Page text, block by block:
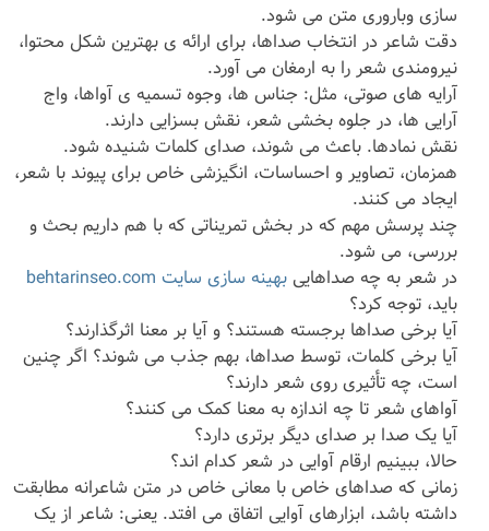
سازی وباروری متن می شود.
دقت شاعر در انتخاب صداها، برای ارائه ی بهترین شکل محتوا،
نیرومندی شعر را به ارمغان می آورد.
آرایه های صوتی، مثل: جناس ها، وجوه تسمیه ی آواها، واج
آرایی ها، در جلوه بخشی شعر، نقش بسزایی دارند.
نقش نمادها. باعث می شوند، صدای کلمات شنیده شود.
همزمان، تصاویر و احساسات، انگیزشی خاص برای پیوند با شعر،
ایجاد می کنند.
چند پرسش مهم که در بخش تمریناتی که با هم داریم بحث و
بررسی، می شود.
در شعر به چه صداهایی بهینه سازی سایت behtarinseo.com
باید، توجه کرد؟
آیا برخی صداها برجسته هستند؟ و آیا بر معنا اثرگذارند؟
آیا برخی کلمات، توسط صداها، بهم جذب می شوند؟ اگر چنین
است، چه تأثیری روی شعر دارند؟
آواهای شعر تا چه اندازه به معنا کمک می کنند؟
آیا یک صدا بر صدای دیگر برتری دارد؟
حالا، ببینیم ارقام آوایی در شعر کدام اند؟
زمانی که صداهای خاص با معانی خاص در متن شاعرانه مطابقت
داشته باشد، ابزارهای آوایی اتفاق می افتد. یعنی: شاعر از یک